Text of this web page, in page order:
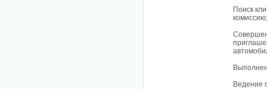
Поиск
комиссию;
Ведение